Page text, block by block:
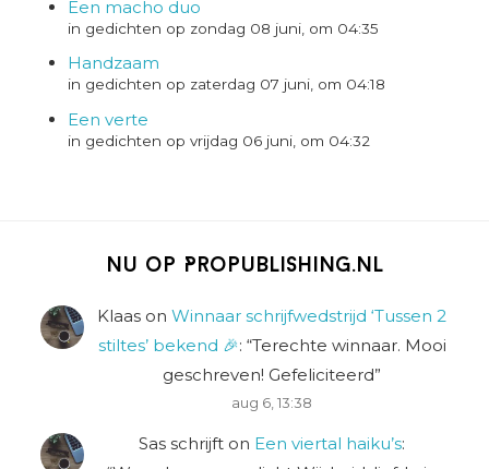
Een macho duo
in gedichten op zondag 08 juni, om 04:35
Handzaam
in gedichten op zaterdag 07 juni, om 04:18
Een verte
in gedichten op vrijdag 06 juni, om 04:32
Nu op Propublishing.nl
Klaas on Winnaar schrijfwedstrijd ‘Tussen 2
stiltes’ bekend 🎉: “Terechte winnaar. Mooi
geschreven! Gefeliciteerd”
aug 6, 13:38
Sas schrijft on Een viertal haiku’s: